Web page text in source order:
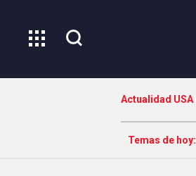
Actualidad USA
Temas de hoy: